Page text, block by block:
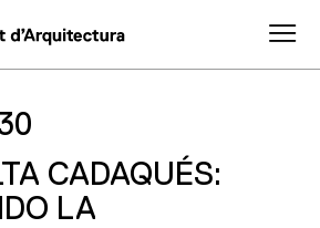
CADAQUÉS:
LA